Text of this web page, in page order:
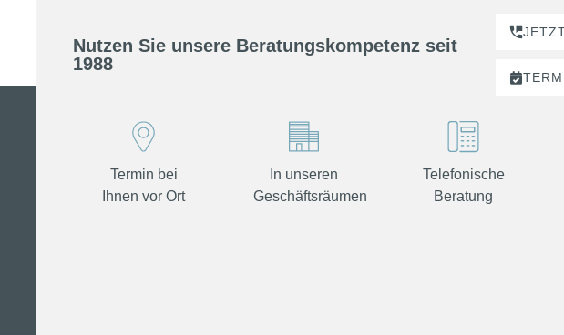
Nutzen Sie unsere Beratungskompetenz seit
1988
Termin bei
Ihnen vor Ort
In unseren
Geschäftsräumen
Telefonische
Beratung